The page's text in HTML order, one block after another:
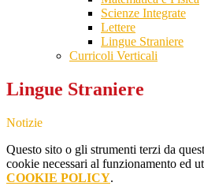
Scienze Integrate
Lettere
Lingue Straniere
Curricoli Verticali
Lingue Straniere
Notizie
Questo sito o gli strumenti terzi da
cookie necessari al funzionamento ed
COOKIE POLICY.